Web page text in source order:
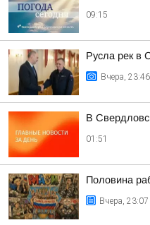
09:15
Русла рек в
Вчера, 23:46
В
01:51
Половина
Вчера, 23:07